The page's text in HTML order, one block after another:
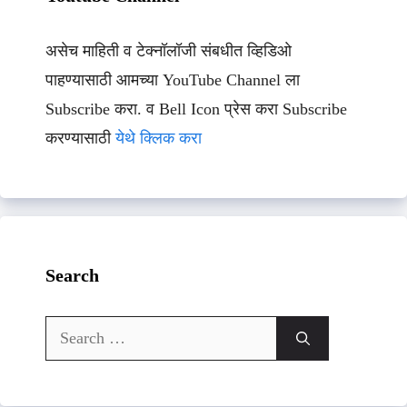
असेच माहिती व टेक्नॉलॉजी संबधीत व्हिडिओ
पाहण्यासाठी आमच्या YouTube Channel ला
Subscribe करा. व Bell Icon प्रेस करा Subscribe
करण्यासाठीयेथे क्लिक करा
Search
Search
for: